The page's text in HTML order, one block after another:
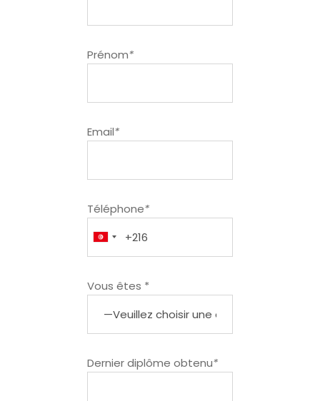
Prénom*
Email*
Téléphone*
Vous êtes *
Dernier diplôme obtenu*